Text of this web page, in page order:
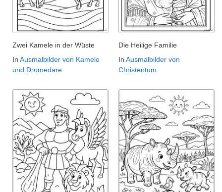
Zwei Kamele in der Wüste
In Ausmalbilder von Kamele
und Dromedare
Die Heilige Familie
In Ausmalbilder von
Christentum